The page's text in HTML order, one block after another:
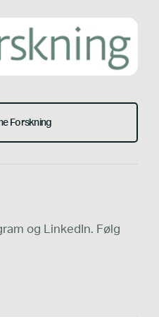
Forskning
og LinkedIn. Følg